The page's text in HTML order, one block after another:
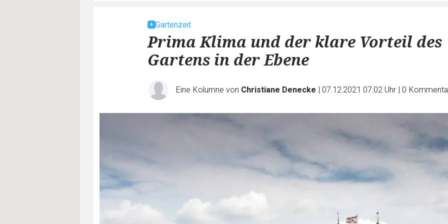
Gartenzeit
Prima Klima und der klare Vorteil des
Gartens in der Ebene
Eine Kolumne von Christiane Denecke | 07.12.2021 07:02 Uhr | 0